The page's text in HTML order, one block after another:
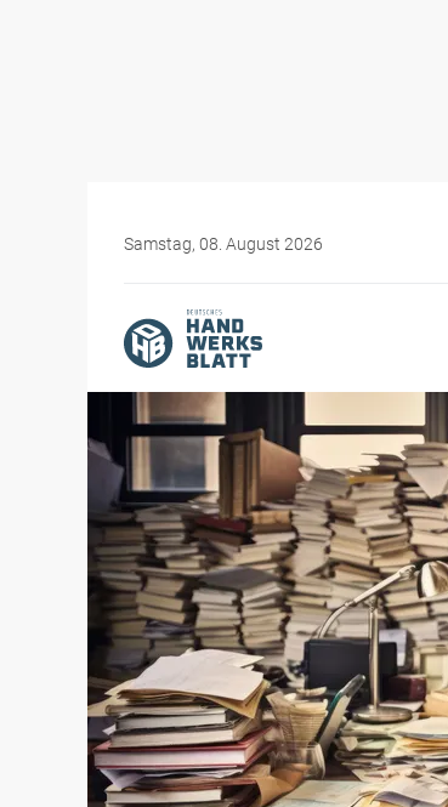
Samstag, 08. August 2026